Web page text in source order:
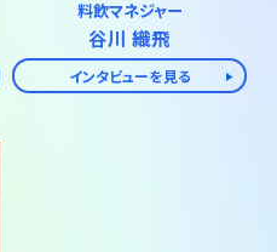
料飲マネジャー
谷川 織飛
インタビューを見る